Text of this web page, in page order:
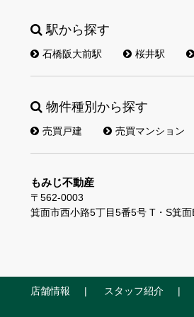
駅から探す
石橋阪大前駅 桜井駅
物件種別から探す
売買戸建 売買マンション
もみじ不動産
〒562-0003
箕面市西小路5丁目5番5号 T・S箕
店舗情報 スタッフ紹介